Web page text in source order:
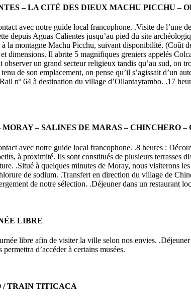
– LA CITÉ DES DIEUX MACHU PICCHU –
avec notre guide local francophone. .Visite de l’une
depuis Aguas Calientes jusqu’au pied du site
la montagne Machu Picchu, suivant disponibilité. (Coût
dimensions. Il abrite 5 magnifiques greniers appelés
observer un grand secteur religieux tandis qu’au sud, on
de son emplacement, on pense qu’il s’agissait d’un
nº 64 à destination du village d’Ollantaytambo. .17
– SALINES DE MARAS – CHINCHERO –
avec notre guide local francophone. .8 heures :
à proximité. Ils sont constitués de plusieurs terrasses
.Situé à quelques minutes de Moray, nous visiterons
de sodium. .Transfert en direction du village de
de notre sélection. .Déjeuner dans un restaurant
LIBRE
libre afin de visiter la ville selon nos envies.
d’accéder à certains musées.
/ TRAIN TITICACA